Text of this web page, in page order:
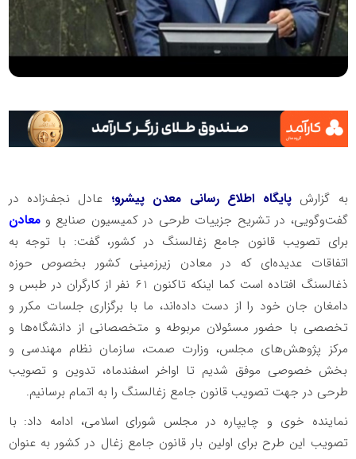
به گزارش پایگاه اطلاع رسانی معدن پیشرو؛ عادل نجف‌زاده در
گفت‌وگویی، در تشریح جزییات طرحی در کمیسیون صنایع ومعادن
برای تصویب قانون جامع زغالسنگ در کشور، گفت: با توجه به
اتفاقات عدیده‌ای که در معادن زیرزمینی کشور بخصوص حوزه
ذغالسنگ افتاده است کما اینکه تاکنون 61 نفر از کارگران در طبس و
دامغان جان خود را از دست داده‌اند، ما با برگزاری جلسات مکرر و
تخصصی با حضور مسئولان مربوطه و متخصصانی از دانشگاه‌ها و
مرکز پژوهش‌های مجلس، وزارت صمت، سازمان نظام مهندسی و
بخش خصوصی موفق شدیم تا اواخر اسفندماه، تدوین و تصویب
طرحی در جهت تصویب قانون جامع زغالسنگ را به اتمام برسانیم.
نماینده خوی و چایپاره در مجلس شورای اسلامی، ادامه داد: با
تصویب این طرح برای اولین بار قانون جامع زغال در کشور به عنوان